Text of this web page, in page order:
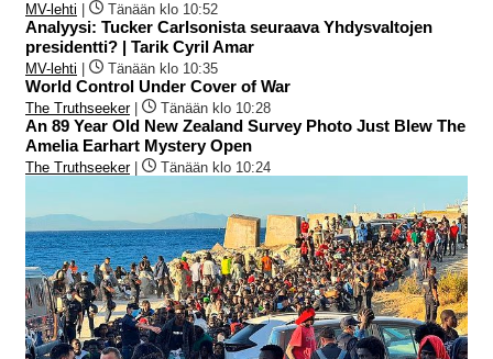
MV-lehti Tänään klo 10:52
Analyysi: Tucker Carlsonista seuraava Yhdysvaltojen
presidentti? | Tarik Cyril Amar
MV-lehti Tänään klo 10:35
World Control Under Cover of War
The Truthseeker| Tänään klo 10:28
An 89 Year Old New Zealand Survey Photo Just Blew The
Amelia Earhart Mystery Open
The Truthseeker| Tänään klo 10:24